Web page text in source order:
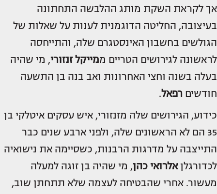
אך לקראת השקת מותג ההלבשה התחתונה
בעיצובה, החליטה הדוגמנית לענות על שאלות של
הגולשים בחשבון האינסטגרם שלה, והתייחסה
לראשונה לגירושים הטריים ממייקל זנזורי, מי שהיה
בעלה בשנה וחצי האחרונות ואב בנה בן התשעה
חודשים רפאל.
כידוע, הגירושים שלה מזנזורי, איש עסקים איטלקי בן
35 הם לא הראשונים שלה, ולפני ארבע שנים כבר
התייצבה על מדרגות הרבנות, כשסיימה את נישואיה
לכדורגלןאלרואי כהן, מי שהיה בן זוגה למעלה
מעשור. אחרי שהבטיחה לעצמה שלא תתחתן שוב,